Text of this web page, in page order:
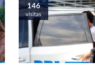
146
visitas